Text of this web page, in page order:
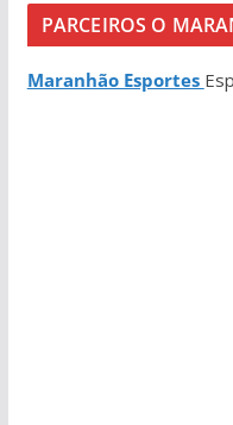
PARCEIROS O
Maranhão Esportes